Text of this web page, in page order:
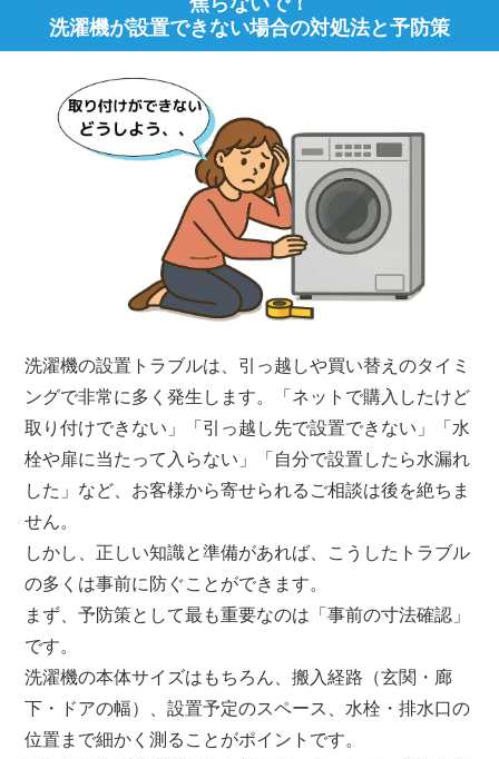
洗濯機が設置できない場合の対処法と予防策
洗濯機の設置トラブルは、引っ越しや買い替えのタイミ
ングで非常に多く発生します。「ネットで購入したけど
取り付けできない」「引っ越し先で設置できない」「水
栓や扉に当たって入らない」「自分で設置したら水漏れ
した」など、お客様から寄せられるご相談は後を絶ちま
せん。
しかし、正しい知識と準備があれば、こうしたトラブル
の多くは事前に防ぐことができます。
まず、予防策として最も重要なのは「事前の寸法確認」
です。
洗濯機の本体サイズはもちろん、搬入経路（玄関・廊
下・ドアの幅）、設置予定のスペース、水栓・排水口の
位置まで細かく測ることがポイントです。